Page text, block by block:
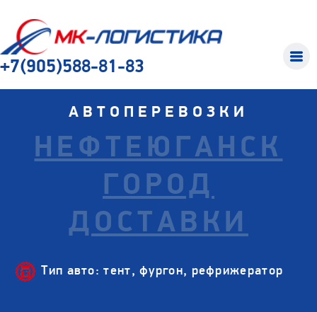
+7(905)588-81-83
АВТОПЕРЕВОЗКИ
НЕФТЕЮГАНСК
ГОРОД
ДОСТАВКИ
Тип авто: тент, фургон, рефрижератор